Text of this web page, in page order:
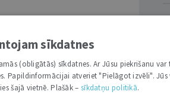
"Mazais" (3, 6 un
sīkdatnes
(obligātās) sīkdatnes. Ar Jūsu piekrišanu
Papildinformācijai atveriet "Pielāgot izvēli". Jūs
šajā vietnē. Plašāk – sīkdatņu politikā.